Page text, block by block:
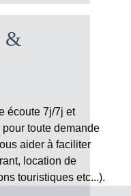
&
écoute 7j/7j et
toute demande
aider à faciliter
location de
touristiques etc...).